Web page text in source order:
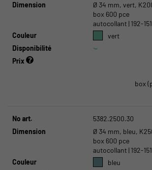
Dimension
Ø 34 mm, vert,
box 600 pce
autocollant | 192-
Couleur
vert
Disponibilité
Prix
box
No art.
5382.2500.30
Dimension
Ø 34 mm, bleu,
box 600 pce
autocollant | 192-
Couleur
bleu